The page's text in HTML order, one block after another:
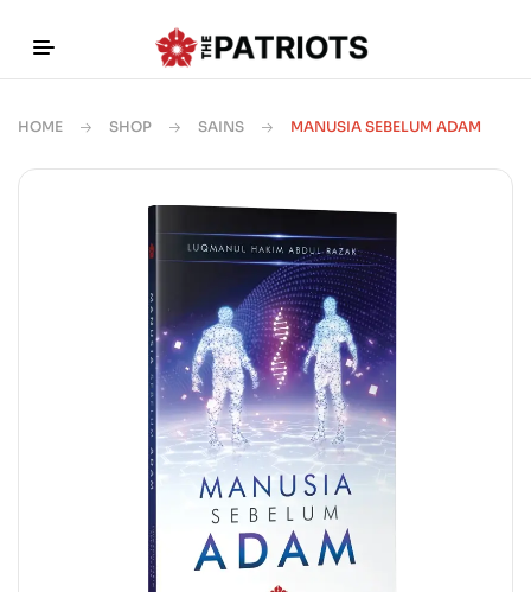
HOME SHOP SAINS MANUSIA SEBELUM ADAM